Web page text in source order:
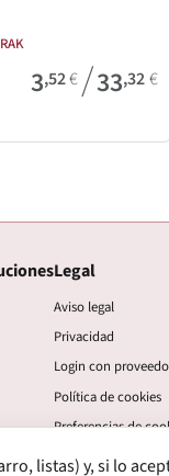
RAK
3,52€/33,32€
Legal
Aviso legal
Privacidad
Login con
Política de cookies
Preferencias de
listas) y, si lo